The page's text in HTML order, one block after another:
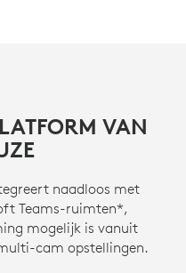
VAN
naadloos met
Teams-ruimten*,
mogelijk is vanuit
cam opstellingen.